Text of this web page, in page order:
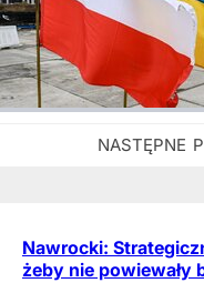
Nawrocki:
żeby nie powiewały